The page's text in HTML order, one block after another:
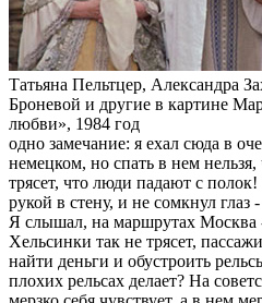
Татьяна Пельтцер, Александра
Броневой и другие в картине
любви», 1984 год
одно замечание: я ехал сюда в
немецком, но спать в нем
трясет, что люди падают с
рукой в стену, и не сомкнул глаз
Я слышал, на маршрутах Москва
Хельсинки так не трясет,
найти деньги и обустроить
плохих рельсах делает? На